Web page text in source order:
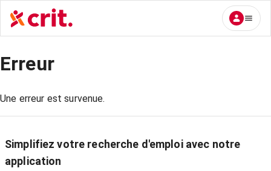
Erreur
Une erreur est survenue.
Simplifiez votre recherche d'emploi avec notre
application